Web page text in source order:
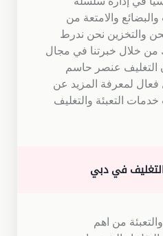
والبضائع والامتعة من
والتخزين نحن ندرط
من خلال خبرتنا في مجال
التغليف عنصر حاسم
لمعرفة المزيد عن
التعبئة والتغليف
في دبي
من اهم